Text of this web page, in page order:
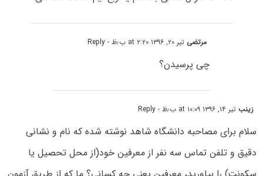
مرتضی تیر ۲۰, ۱۳۹۶ at ۲:۲۰ ب٫ظ - Reply
چی پرسیدن؟
زینبتیر ۱۴, ۱۳۹۶ at ۱۰:۰۹ ب٫ظ - Reply
سلام برای مصاحبه دانشگاه شاهد نوشته شده که نام و نشانی
دقیق و تلفن تماس سه نفر از معرفین خود(از محل تحصیل یا